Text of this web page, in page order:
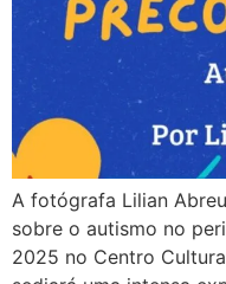
A fotógrafa Lilian
sobre o autismo no
2025 no Centro